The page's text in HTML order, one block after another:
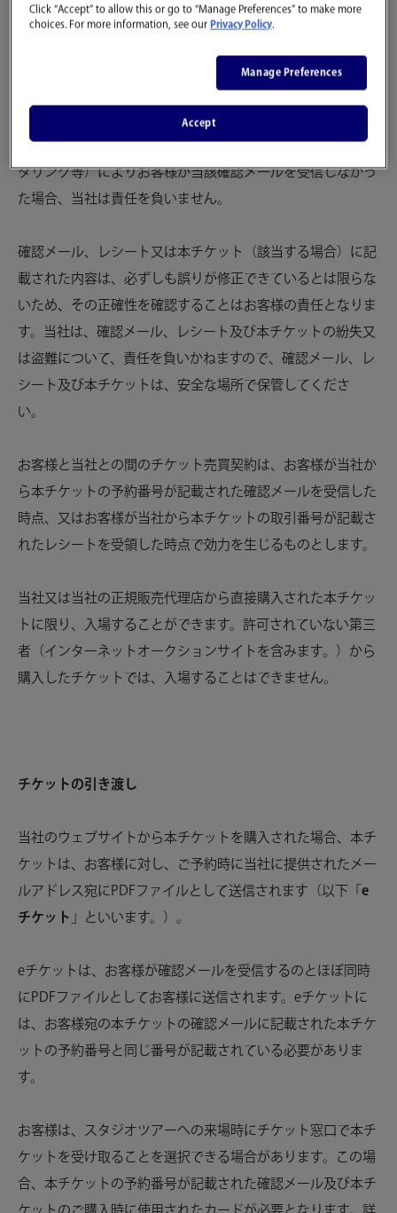
シート」といいます。）。
この確認メール及びレシートは、購入証明となります。当社
のウェブサイトから本チケットを購入された場合、ご購入後
に確認メールを受信していることをご確認ください。当社の
支配が及ばない理由（迷惑メール又はスパムメールのフィル
タリング等）によりお客様が当該確認メールを受信しなかっ
た場合、当社は責任を負いません。
確認メール、レシート又は本チケット（該当する場合）に記
載された内容は、必ずしも誤りが修正できているとは限らな
いため、その正確性を確認することはお客様の責任となりま
す。当社は、確認メール、レシート及び本チケットの紛失又
は盗難について、責任を負いかねますので、確認メール、レ
シート及び本チケットは、安全な場所で保管してくださ
い。
お客様と当社との間のチケット売買契約は、お客様が当社か
ら本チケットの予約番号が記載された確認メールを受信した
時点、又はお客様が当社から本チケットの取引番号が記載さ
れたレシートを受領した時点で効力を生じるものとします。
当社又は当社の正規販売代理店から直接購入された本チケッ
トに限り、入場することができます。許可されていない第三
者（インターネットオークションサイトを含みます。）から
購入したチケットでは、入場することはできません。
チケットの引き渡し
当社のウェブサイトから本チケットを購入された場合、本チ
ケットは、お客様に対し、ご予約時に当社に提供されたメー
ルアドレス宛にPDFファイルとして送信されます（以下「e
チケット 」といいます。）。
eチケットは、お客様が確認メールを受信するのとほぼ同時
にPDFファイルとしてお客様に送信されます。eチケットに
は、お客様宛の本チケットの確認メールに記載された本チケ
ットの予約番号と同じ番号が記載されている必要がありま
す。
お客様は、スタジオツアーへの来場時にチケット窓口で本チ
ケットを受け取ることを選択できる場合があります。この場
合、本チケットの予約番号が記載された確認メール及び本チ
Click “Accept” to allow this or go to “Manage Preferences” to make more
choices. For more information, see ourPrivacy Policy.
Manage Preferences
Accept